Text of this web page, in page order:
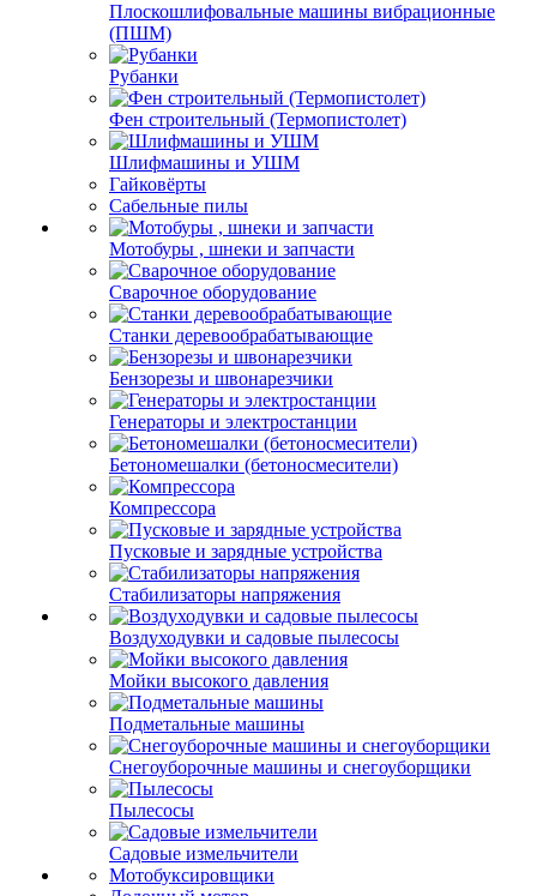
Плоскошлифовальные машины вибрационные
(ПШМ)
Рубанки
Фен строительный (Термопистолет)
Шлифмашины и УШМ
Гайковёрты
Сабельные пилы
Мотобуры , шнеки и запчасти
Сварочное оборудование
Станки деревообрабатывающие
Бензорезы и швонарезчики
Генераторы и электростанции
Бетономешалки (бетоносмесители)
Компрессора
Пусковые и зарядные устройства
Стабилизаторы напряжения
Воздуходувки и садовые пылесосы
Мойки высокого давления
Подметальные машины
Снегоуборочные машины и снегоуборщики
Пылесосы
Садовые измельчители
Мотобуксировщики